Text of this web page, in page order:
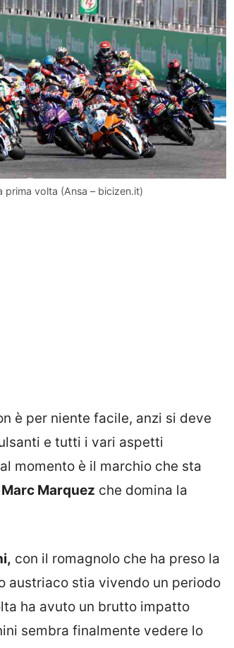
volta (Ansa – bicizen.it)
è per niente facile, anzi si deve
e tutti i vari aspetti
al momento è il marchio che sta
Marc Marquez che domina la
con il romagnolo che ha preso la
austriaco stia vivendo un periodo
ha avuto un brutto impatto
sembra finalmente vedere lo